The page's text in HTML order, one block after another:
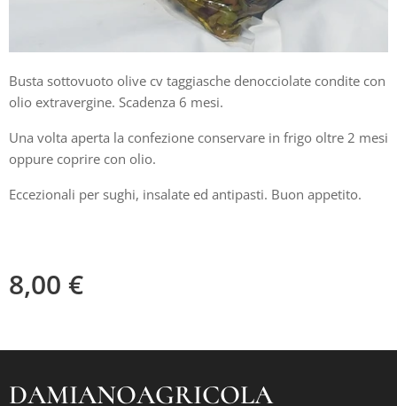
Busta sottovuoto olive cv taggiasche denocciolate condite con
olio extravergine. Scadenza 6 mesi.
Una volta aperta la confezione conservare in frigo oltre 2 mesi
oppure coprire con olio.
Eccezionali per sughi, insalate ed antipasti. Buon appetito.
8,00 €
DAMIANOAGRICOLA